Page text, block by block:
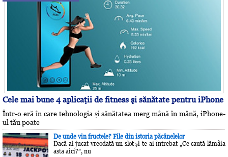
Cele mai bune 4 aplicaţii de fitness şi sănătate pentru iPhone
Într-o eră în care tehnologia și sănătatea merg mână în mână, iPhone-
ul tău poate
De unde vin fructele? File din istoria păcănelelor
Dacă ai jucat vreodată un slot și te-ai întrebat „Ce caută lămâia
asta aici?”, nu